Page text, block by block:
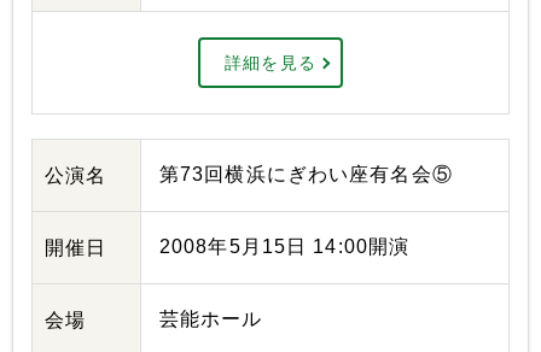
詳細を見る
公演名 第73回横浜にぎわい座有名会⑤
開催日 2008年5月15日 14:00開演
会場 芸能ホール